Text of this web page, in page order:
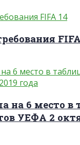
на 6 место в
УЕФА 2